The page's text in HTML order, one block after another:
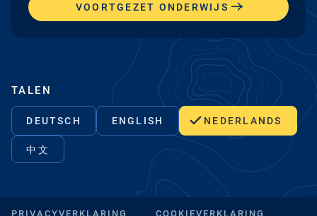
VOORTGEZET ONDERWIJS
TALEN
DEUTSCH ENGLISH NEDERLANDS
中文
PRIVACYVERKLARING COOKIEVERKLARING